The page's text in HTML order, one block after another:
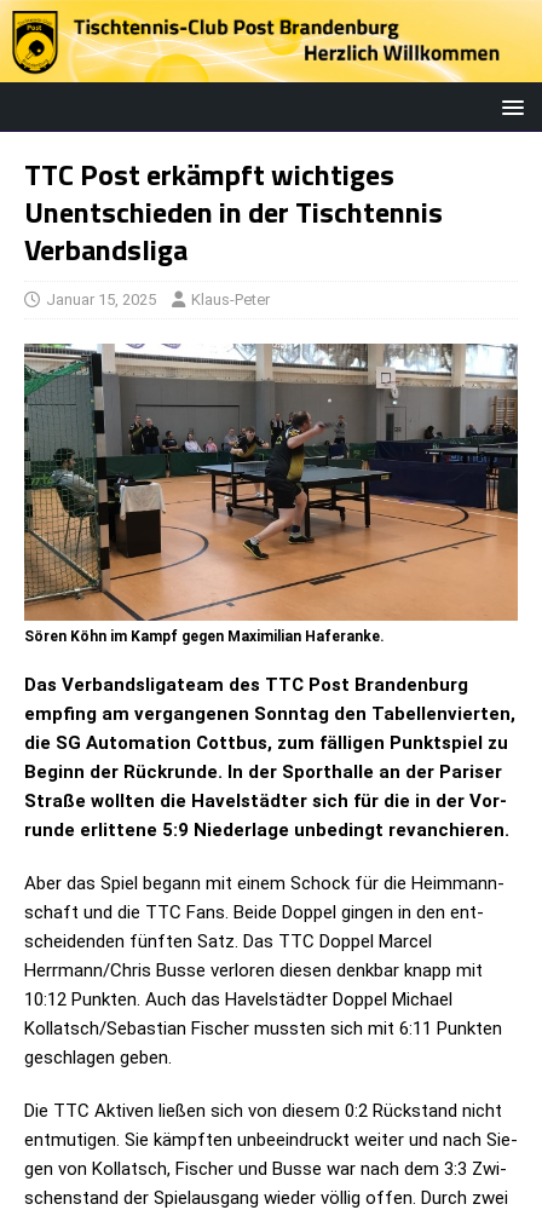
TTC Post erkämpft wichtiges
Unentschieden in der Tischtennis
Verbandsliga
Januar 15, 2025 Klaus-Peter
Sören Köhn im Kampf gegen Maximilian Haferanke.
Das Ver­bands­li­ga­team des TTC Post Bran­den­burg
emp­fing am ver­gan­ge­nen Sonn­tag den Tabel­len­vier­ten,
die SG Auto­ma­tion Cott­bus, zum fäl­li­gen Punkt­spiel zu
Beginn der Rück­runde. In der Sport­halle an der Pari­ser
Straße woll­ten die Havel­städ­ter sich für die in der Vor­
runde erlit­tene 5:9 Nie­der­lage unbe­dingt revanchieren.
Aber das Spiel begann mit einem Schock für die Heim­mann­
schaft und die TTC Fans. Beide Dop­pel gin­gen in den ent­
schei­den­den fünf­ten Satz. Das TTC Dop­pel Mar­cel
Herrmann/Chris Busse ver­lo­ren die­sen denk­bar knapp mit
10:12 Punk­ten. Auch das Havel­städ­ter Dop­pel Michael
Kollatsch/Sebastian Fischer muss­ten sich mit 6:11 Punk­ten
geschla­gen geben.
Die TTC Akti­ven lie­ßen sich von die­sem 0:2 Rück­stand nicht
ent­mu­ti­gen. Sie kämpf­ten unbe­ein­druckt wei­ter und nach Sie­
gen von Kol­latsch, Fischer und Busse war nach dem 3:3 Zwi­
schen­stand der Spiel­aus­gang wie­der völ­lig offen. Durch zwei